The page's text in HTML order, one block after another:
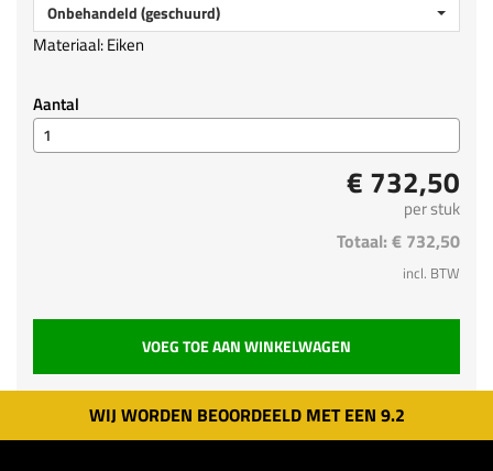
Onbehandeld (geschuurd)
Materiaal: Eiken
Aantal
€ 732,50
per stuk
Totaal: € 732,50
incl. BTW
VOEG TOE AAN WINKELWAGEN
WIJ WORDEN BEOORDEELD MET EEN 9.2